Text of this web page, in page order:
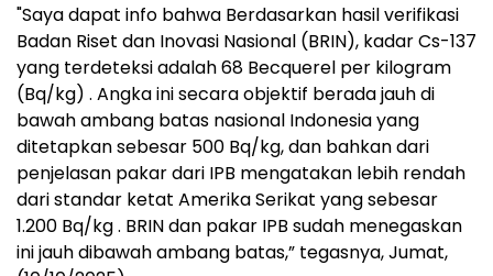
"Saya dapat info bahwa Berdasarkan hasil verifikasi
Badan Riset dan Inovasi Nasional (BRIN), kadar Cs-137
yang terdeteksi adalah 68 Becquerel per kilogram
(Bq/kg) . Angka ini secara objektif berada jauh di
bawah ambang batas nasional Indonesia yang
ditetapkan sebesar 500 Bq/kg, dan bahkan dari
penjelasan pakar dari IPB mengatakan lebih rendah
dari standar ketat Amerika Serikat yang sebesar
1.200 Bq/kg . BRIN dan pakar IPB sudah menegaskan
ini jauh dibawah ambang batas,” tegasnya, Jumat,